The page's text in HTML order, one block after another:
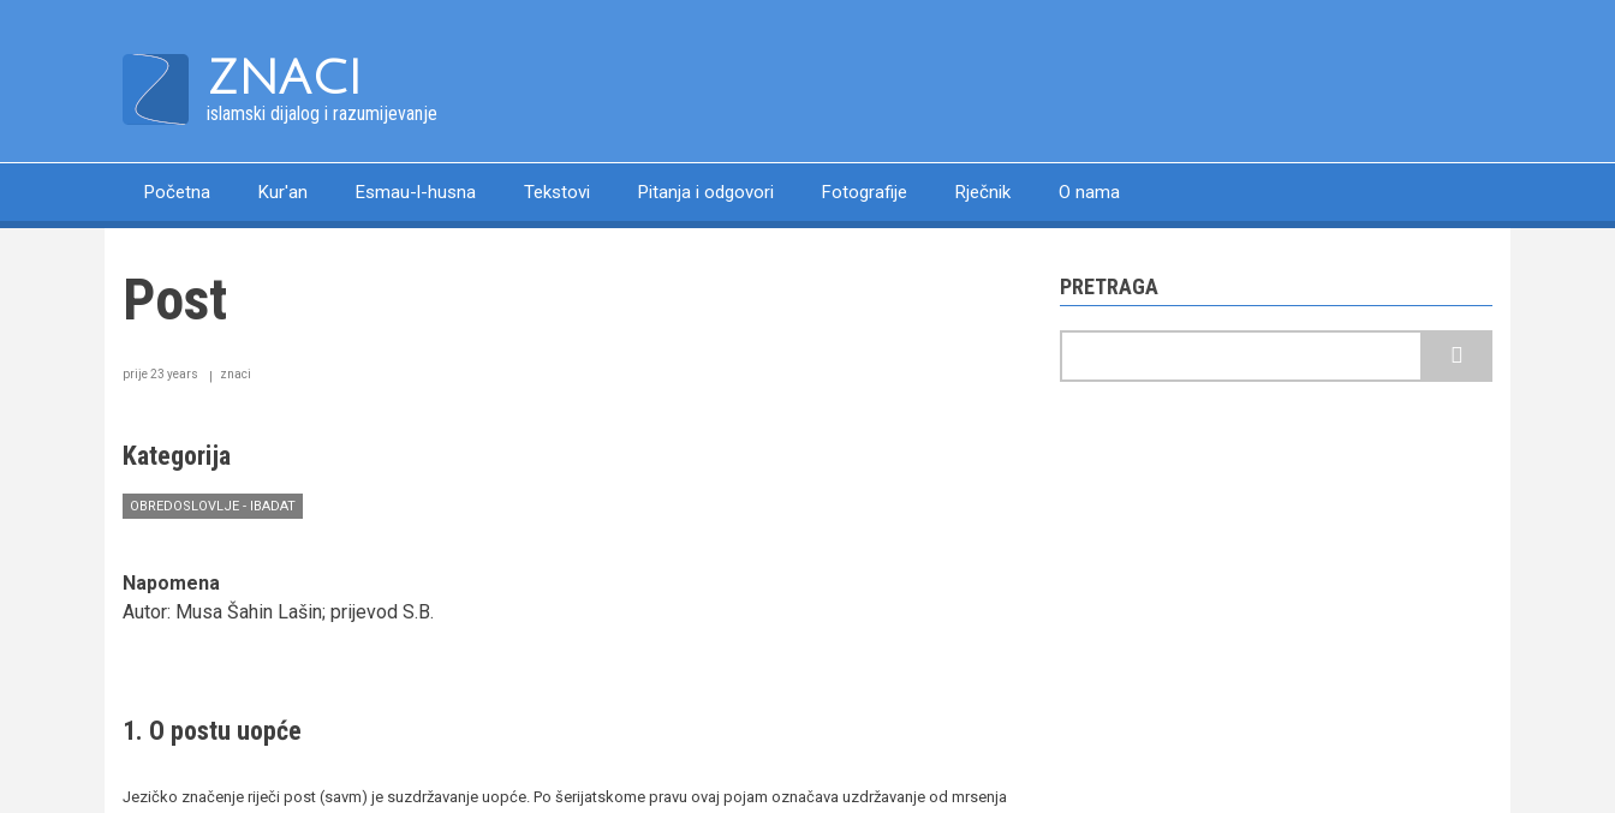
ZNACI
islamski dijalog i razumijevanje
Main
Početna Kur'an Esmau-l-husna Tekstovi Pitanja i odgovori Fotografije Rječnik O nama
Post
prije 23 years znaci
Kategorija
OBREDOSLOVLJE - IBADAT
Napomena
Autor: Musa Šahin Lašin; prijevod S.B.
1. O postu uopće
Jezičko značenje riječi post (savm) je suzdržavanje uopće. Po šerijatskome pravu ovaj pojam označava uzdržavanje od mrsenja
PRETRAGA